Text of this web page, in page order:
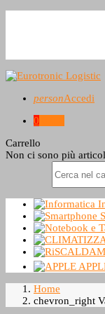
personAccedi
0
Carrello
Non ci sono più
Home
chevron_right